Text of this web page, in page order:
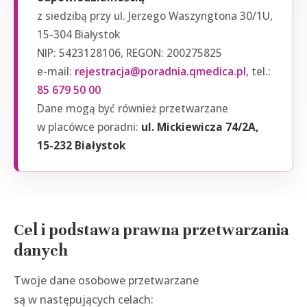
z siedzibą przy ul. Jerzego Waszyngtona 30/1U,
15-304 Białystok
NIP: 5423128106, REGON: 200275825
e-mail: rejestracja@poradnia.qmedica.pl, tel.:
85 679 50 00
Dane mogą być również przetwarzane
w placówce poradni: ul. Mickiewicza 74/2A,
15-232 Białystok
Cel i podstawa prawna przetwarzania
danych
Twoje dane osobowe przetwarzane
są w następujących celach: